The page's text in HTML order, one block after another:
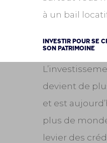
à un bail
INVESTIR POUR SE
SON PATRIMOINE
devient de
et est
plus de
levier des